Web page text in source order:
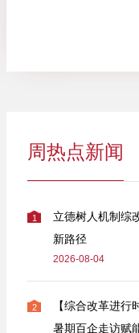
周热点新闻
1
立德树人机制综
新路径
2026-08-04
2
【综合改革进
暑期百企走访赋